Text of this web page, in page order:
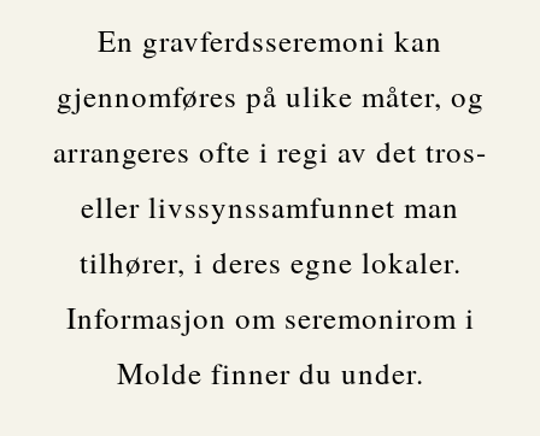
En gravferdsseremoni kan
gjennomføres på ulike måter, og
arrangeres ofte i regi av det tros-
eller livssynssamfunnet man
tilhører, i deres egne lokaler.
Informasjon om seremonirom i
Molde finner du under.